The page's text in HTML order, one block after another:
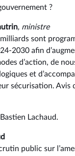
?
, ministre
sont
2030 afin
d’action, de
et
sécurisation. Avis
Lachaud.
public sur